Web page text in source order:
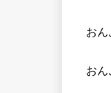
おん
おん